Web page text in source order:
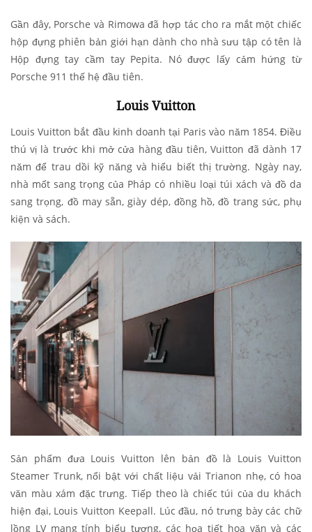
Gần đây, Porsche và Rimowa đã hợp tác cho ra mắt một chiếc
hộp đựng phiên bản giới hạn dành cho nhà sưu tập có tên là
Hộp đựng tay cầm tay Pepita. Nó được lấy cảm hứng từ
Porsche 911 thế hệ đầu tiên.
Louis Vuitton
Louis Vuitton bắt đầu kinh doanh tại Paris vào năm 1854. Điều
thú vị là trước khi mở cửa hàng đầu tiên, Vuitton đã dành 17
năm để trau dồi kỹ năng và hiểu biết thị trường. Ngày nay,
nhà mốt sang trọng của Pháp có nhiều loại túi xách và đồ da
sang trọng, đồ may sẵn, giày dép, đồng hồ, đồ trang sức, phụ
kiện và sách.
Sản phẩm đưa Louis Vuitton lên bản đồ là Louis Vuitton
Steamer Trunk, nổi bật với chất liệu vải Trianon nhẹ, có hoa
văn màu xám đặc trưng. Tiếp theo là chiếc túi của du khách
hiện đại, Louis Vuitton Keepall. Lúc đầu, nó trưng bày các chữ
lồng LV mang tính biểu tượng, các họa tiết hoa văn và các